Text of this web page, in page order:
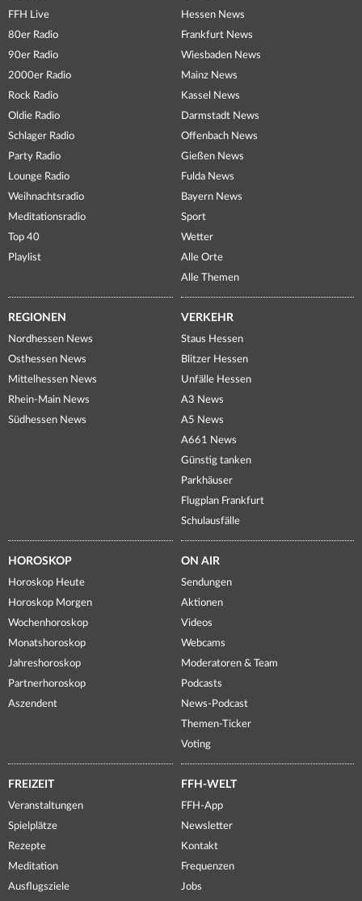
FFH Live
80er Radio
90er Radio
2000er Radio
Rock Radio
Oldie Radio
Schlager Radio
Party Radio
Lounge Radio
Weihnachtsradio
Meditationsradio
Top 40
Playlist
Hessen News
Frankfurt News
Wiesbaden News
Mainz News
Kassel News
Darmstadt News
Offenbach News
Gießen News
Fulda News
Bayern News
Sport
Wetter
Alle Orte
Alle Themen
REGIONEN
Nordhessen News
Osthessen News
Mittelhessen News
Rhein-Main News
Südhessen News
VERKEHR
Staus Hessen
Blitzer Hessen
Unfälle Hessen
A3 News
A5 News
A661 News
Günstig tanken
Parkhäuser
Flugplan Frankfurt
Schulausfälle
HOROSKOP
Horoskop Heute
Horoskop Morgen
Wochenhoroskop
Monatshoroskop
Jahreshoroskop
Partnerhoroskop
Aszendent
ON AIR
Sendungen
Aktionen
Videos
Webcams
Moderatoren & Team
Podcasts
News-Podcast
Themen-Ticker
Voting
FREIZEIT
Veranstaltungen
Spielplätze
Rezepte
Meditation
Ausflugsziele
FFH-WELT
FFH-App
Newsletter
Kontakt
Frequenzen
Jobs